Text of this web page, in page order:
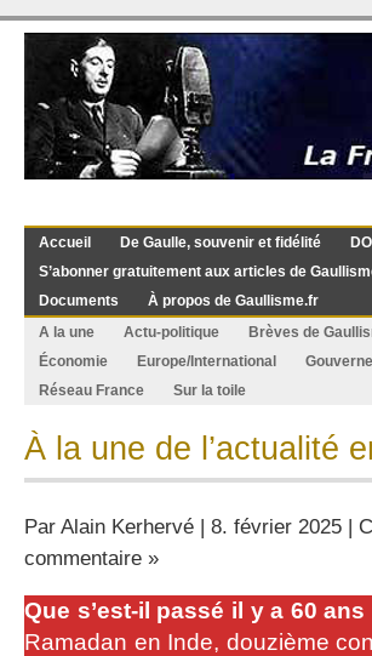
Accueil De Gaulle, souvenir et fidélité
S’abonner gratuitement aux articles de
Documents
À propos de Gaullisme.fr
A la une
Actu-politique Brèves de
Économie
Europe/International
Réseau France
Sur la toile
À la une de l’actualité
Par Alain Kerhervé | 8. février 2025 |
commentaire »
Que s’est-il passé il y a 60 ans
Ramadan en Inde, douzième